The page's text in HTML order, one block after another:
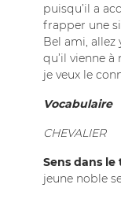
puisqu’il a
frapper une
Bel ami, allez
qu’il vienne
je veux le
Vocabulaire
CHEVALIER
Sens dans le
jeune noble